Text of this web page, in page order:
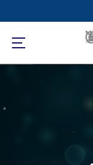
로
메